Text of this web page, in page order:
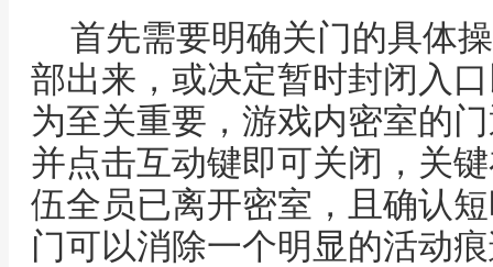
首先需要明确关门的具体
部出来，或决定暂时封闭入
为至关重要，游戏内密室的
并点击互动键即可关闭，关
伍全员已离开密室，且确认
门可以消除一个明显的活动